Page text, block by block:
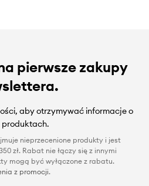
pierwsze zakupy
aby otrzymywać informacje o
produktach.
nieprzecenione produkty i jest
zł. Rabat nie łączy się z innymi
mogą być wyłączone z rabatu.
z promocji.